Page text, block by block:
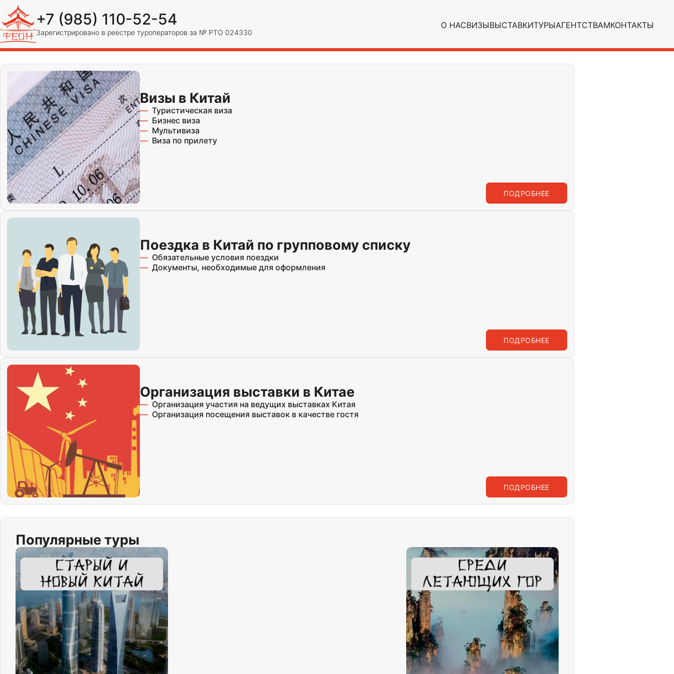
+7 (985) 110-52-54
Зарегистрировано в реестре туроператоров за № РТО 024330
О НАСВИЗЫВЫСТАВКИТУРЫАГЕНТСТВАМКОНТАКТЫ
Визы в Китай
Туристическая виза
Бизнес виза
Мультивиза
Виза по прилету
ПОДРОБНЕЕ
Поездка в Китай по групповому списку
Обязательные условия поездки
Документы, необходимые для оформления
ПОДРОБНЕЕ
Организация выставки в Китае
Организация участия на ведущих выставках Китая
Организация посещения выставок в качестве гостя
ПОДРОБНЕЕ
Популярные туры